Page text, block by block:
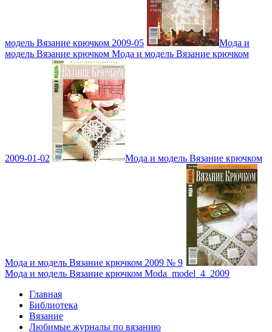
модель Вязание крючком 2009-05
Мода и
модель Вязание крючком Мода и модель Вязание крючком
2009-01-02 Мода и модель Вязание крючком
Мода и модель Вязание крючком 2009 № 9
Мода и модель Вязание крючком Moda_model_4_2009
Главная
Библиотека
Вязание
Любимые журналы по вязанию